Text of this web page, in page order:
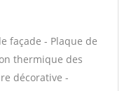
façade - Plaque de
thermique des
décorative -